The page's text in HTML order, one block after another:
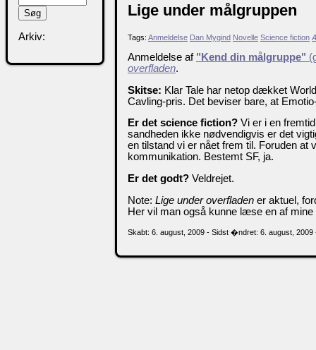
Lige under målgruppen
Tags: Anmeldelse Dan Mygind Novelle Science fiction
Anmeldelse af "Kend din målgruppe"
overfladen.
Skitse: Klar Tale har netop dækket
Cavling-pris. Det beviser bare, at
Er det science fiction? Vi er i en
sandheden ikke nødvendigvis er det
en tilstand vi er nået frem til. Foruden at
kommunikation. Bestemt SF, ja.
Er det godt? Veldrejet.
Note: Lige under overfladen er aktuel,
Her vil man også kunne læse en af
Skabt: 6. august, 2009 - Sidst �ndret: 6. august,
Arkiv: